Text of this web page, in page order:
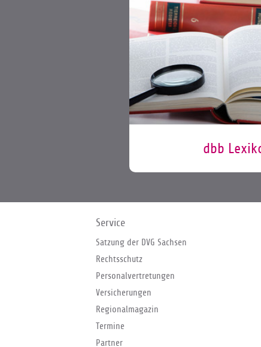
dbb
Service
Satzung der DVG Sachsen
Rechtsschutz
Personalvertretungen
Versicherungen
Regionalmagazin
Termine
Partner